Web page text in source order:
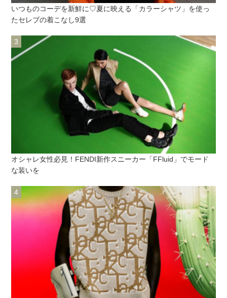
いつものコーデを新鮮に♡夏に映える「カラーシャツ」を使っ
たセレブの着こなし9選
オシャレ女性必見！FENDI新作スニーカー「FFluid」でモード
な装いを